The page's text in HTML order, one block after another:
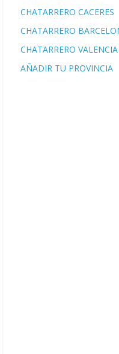
CHATARRERO CACERES
CHATARRERO
CHATARRERO VALENCIA
AÑADIR TU PROVINCIA